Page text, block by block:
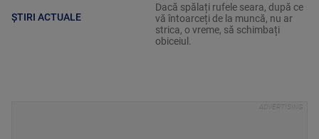
ȘTIRI ACTUALE
Dacă spălați rufele seara, după ce
vă întoarceți de la muncă, nu ar
strica, o vreme, să schimbați
obiceiul.